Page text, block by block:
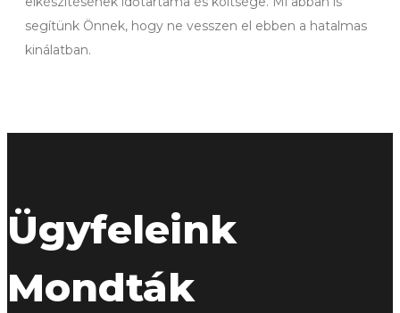
segítünk Önnek, hogy ne vesszen el ebben a hatalmas
kinálatban.
Ügyfeleink
Mondták